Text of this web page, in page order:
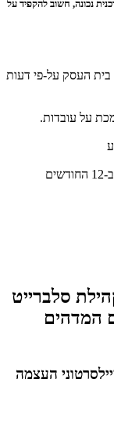
נכונה, חשוב להקפיד על
העסק על-פי דעות
על עובדות.
יש לכתוב חוות דעת על עסקאות ורכישות שנעשו ב-12 החודשים
סלברייט
המדהים
העצמה